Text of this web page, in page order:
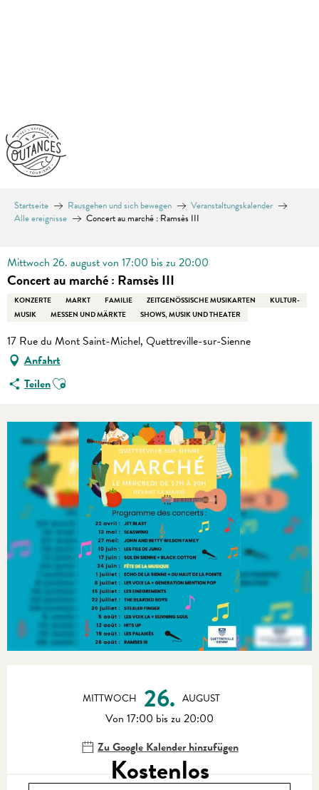
Startseite Rausgehen und sich bewegen
Veranstaltungskalender
Alle ereignisse
Concert au marché : Ramsès III
Mittwoch 26. august von 17:00 bis zu 20:00
Concert au marché : Ramsès III
KONZERTE MARKT FAMILIE ZEITGENÖSSISCHE MUSIKARTEN
KULTUR-
MUSIK
MESSEN UND MÄRKTE SHOWS, MUSIK UND THEATER
17 Rue du Mont Saint-Michel, Quettreville-sur-Sienne
Anfahrt
TeilenAjouter aux favoris
MITTWOCH 26. AUGUST
Von 17:00 bis zu 20:00
Zu Google Kalender hinzufügen
Kostenlos